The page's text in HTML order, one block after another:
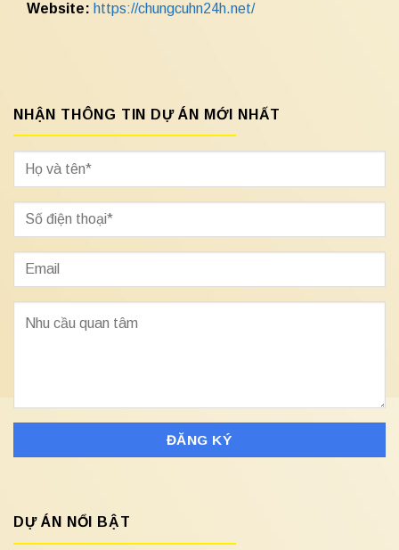
Website: https://chungcuhn24h.net/
NHẬN THÔNG TIN DỰ ÁN MỚI NHẤT
DỰ ÁN NỔI BẬT